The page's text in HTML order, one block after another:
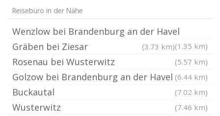
Reisebüro in der Nähe
Wenzlow bei Brandenburg an der Havel
(1.35 km)
Gräben bei Ziesar (3.73 km)
Rosenau bei Wusterwitz (5.57 km)
Golzow bei Brandenburg an der Havel (6.44 km)
Buckautal (7.02 km)
Wusterwitz (7.46 km)